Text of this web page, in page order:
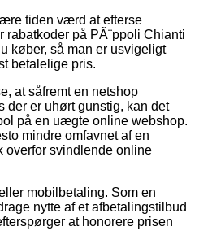
tiden værd at efterse
rabatkoder på PÃ¨ppoli Chianti
køber, så man er usvigeligt
betalelige pris.
at såfremt en netshop
der er uhørt gunstig, kan det
på en uægte online webshop.
mindre omfavnet af en
overfor svindlende online
mobilbetaling. Som en
nytte af et afbetalingstilbud
at honorere prisen